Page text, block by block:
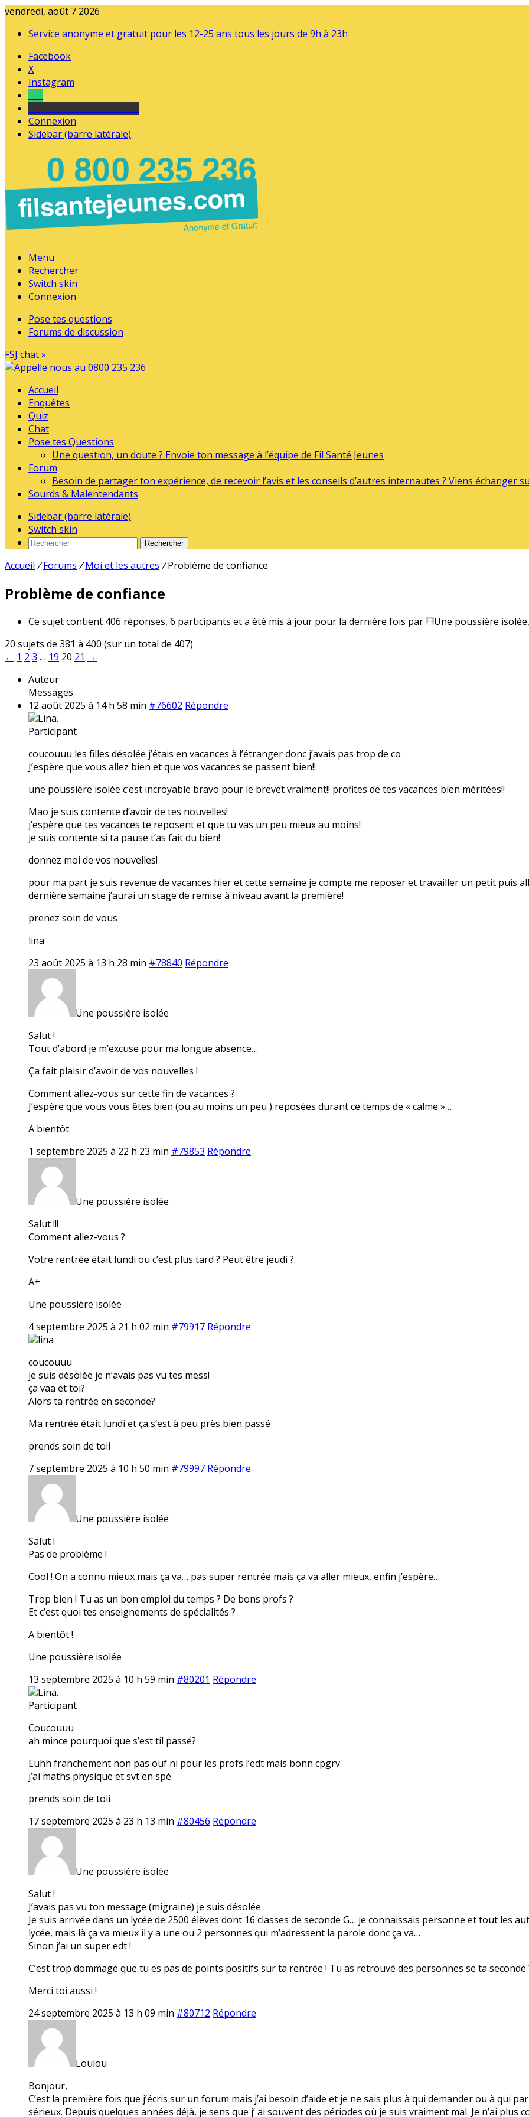
vendredi, août 7 2026
Service anonyme et gratuit pour les 12-25 ans tous les jours de 9h à 23h
Facebook
X
Instagram
Connexion
Sidebar (barre latérale)
Menu
Rechercher
Switch skin
Connexion
Pose tes questions
Forums de discussion
FSJ chat »
Accueil
Enquêtes
Quiz
Chat
Pose tes Questions
Une question, un doute ? Envoie ton message à l’équipe de Fil Santé Jeunes
Forum
Besoin de partager ton expérience, de recevoir l’avis et les conseils d’autres internautes ? Viens échanger
Sourds & Malentendants
Sidebar (barre latérale)
Switch skin
Rechercher
Accueil / Forums / Moi et les autres / Problème de confiance
Problème de confiance
Ce sujet contient 406 réponses, 6 participants et a été mis à jour pour la dernière fois par Une poussière isolée
20 sujets de 381 à 400 (sur un total de 407)
← 1 2 3 … 19 20 21 →
Auteur
Messages
12 août 2025 à 14 h 58 min #76602 Répondre
Lina.
Participant
coucouuu les filles désolée j’étais en vacances à l’étranger donc j’avais pas trop de co
J’espère que vous allez bien et que vos vacances se passent bien!!
une poussière isolée c’est incroyable bravo pour le brevet vraiment!! profites de tes vacances bien méritées!!
Mao je suis contente d’avoir de tes nouvelles!
j’espère que tes vacances te reposent et que tu vas un peu mieux au moins!
je suis contente si ta pause t’as fait du bien!
donnez moi de vos nouvelles!
pour ma part je suis revenue de vacances hier et cette semaine je compte me reposer et travailler un petit puis
dernière semaine j’aurai un stage de remise à niveau avant la première!
prenez soin de vous
lina
23 août 2025 à 13 h 28 min #78840 Répondre
Une poussière isolée
Salut !
Tout d’abord je m’excuse pour ma longue absence…
Ça fait plaisir d’avoir de vos nouvelles !
Comment allez-vous sur cette fin de vacances ?
J’espère que vous vous êtes bien (ou au moins un peu ) reposées durant ce temps de « calme »…
A bientôt
1 septembre 2025 à 22 h 23 min #79853 Répondre
Une poussière isolée
Salut !!!
Comment allez-vous ?
Votre rentrée était lundi ou c’est plus tard ? Peut être jeudi ?
A+
Une poussière isolée
4 septembre 2025 à 21 h 02 min #79917 Répondre
lina
coucouuu
je suis désolée je n’avais pas vu tes mess!
ça vaa et toi?
Alors ta rentrée en seconde?
Ma rentrée était lundi et ça s’est à peu près bien passé
prends soin de toii
7 septembre 2025 à 10 h 50 min #79997 Répondre
Une poussière isolée
Salut !
Pas de problème !
Cool ! On a connu mieux mais ça va… pas super rentrée mais ça va aller mieux, enfin j’espère…
Trop bien ! Tu as un bon emploi du temps ? De bons profs ?
Et c’est quoi tes enseignements de spécialités ?
A bientôt !
Une poussière isolée
13 septembre 2025 à 10 h 59 min #80201 Répondre
Lina.
Participant
Coucouuu
ah mince pourquoi que s’est til passé?
Euhh franchement non pas ouf ni pour les profs l’edt mais bonn cpgrv
j’ai maths physique et svt en spé
prends soin de toii
17 septembre 2025 à 23 h 13 min #80456 Répondre
Une poussière isolée
Salut !
J’avais pas vu ton message (migraine) je suis désolée .
Je suis arrivée dans un lycée de 2500 élèves dont 16 classes de seconde G… je connaissais personne et tout les
lycée, mais là ça va mieux il y a une ou 2 personnes qui m’adressent la parole donc ça va…
Sinon j’ai un super edt !
C’est trop dommage que tu es pas de points positifs sur ta rentrée ! Tu as retrouvé des personnes se ta seconde
Merci toi aussi !
24 septembre 2025 à 13 h 09 min #80712 Répondre
Loulou
Bonjour,
C’est la première fois que j’écris sur un forum mais j’ai besoin d’aide et je ne sais plus à qui demander ou à qui
sérieux. Depuis quelques années déjà, je sens que j’ ai souvent des périodes où je suis vraiment mal. Je n’ai plus